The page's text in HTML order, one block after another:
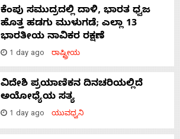
ಕೆಂಪು ಸಮುದ್ರದಲ್ಲಿ ದಾಳಿ, ಭಾರತ ಧ್ವಜ
ಹೊತ್ತ ಹಡಗು ಮುಳುಗಡೆ; ಎಲ್ಲಾ 13
ಭಾರತೀಯ ನಾವಿಕರ ರಕ್ಷಣೆ
1 day ago ರಾಷ್ಟ್ರೀಯ
ವಿದೇಶಿ ಪ್ರಯಾಣಿಕನ ದಿನಚರಿಯಲ್ಲಿದೆ
ಅಯೋಧ್ಯೆಯ ಸತ್ಯ
1 day ago ಯುವಧ್ವನಿ